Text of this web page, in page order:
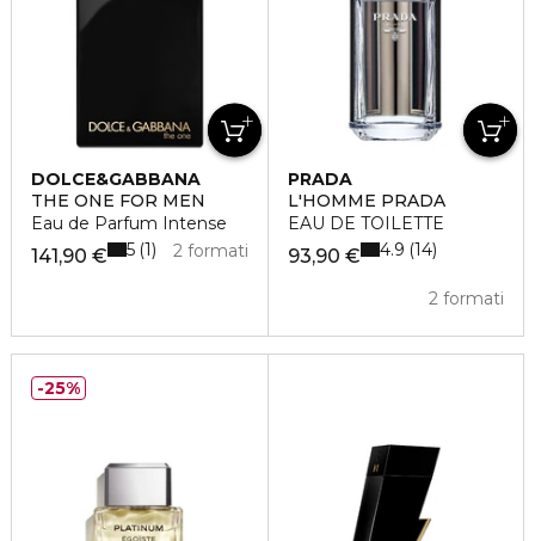
DOLCE&GABBANA
THE ONE FOR MEN
Eau de Parfum Intense
141,90 € 2 formati
5 1
PRADA
L'HOMME PRADA
EAU DE TOILETTE
93,90 €
2 formati
4.9 14
25%